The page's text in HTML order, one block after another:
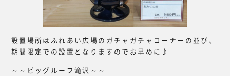
設置場所はふれあい広場のガチャガチャコーナーの並び、
期間限定での設置となりますのでお早めに♪
～～ビッグルーフ滝沢～～